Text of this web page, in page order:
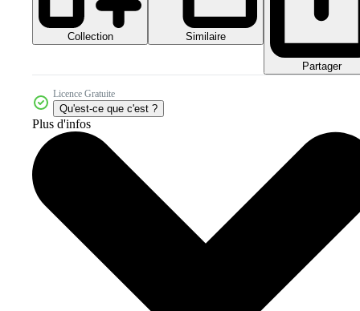
Collection Similaire
Partager
Licence Gratuite
Qu'est-ce que c'est ?
Plus d'infos